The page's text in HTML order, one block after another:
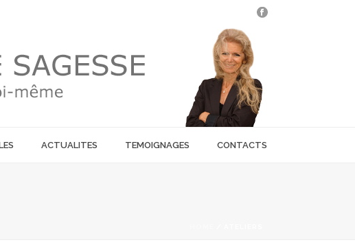
ACTUALITES TEMOIGNAGES CONTACTS